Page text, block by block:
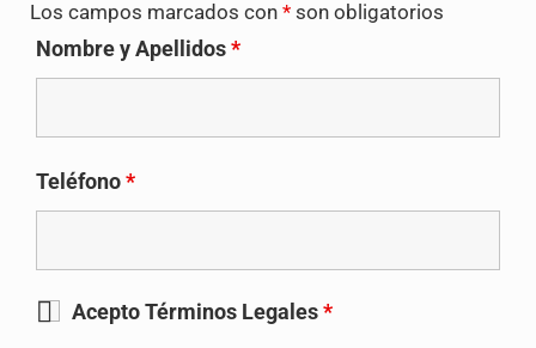
Los campos marcados con *son obligatorios
Nombre y Apellidos*
Teléfono*
Acepto Términos Legales*